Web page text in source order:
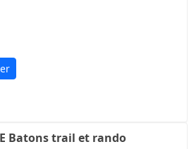
Batons trail et rando